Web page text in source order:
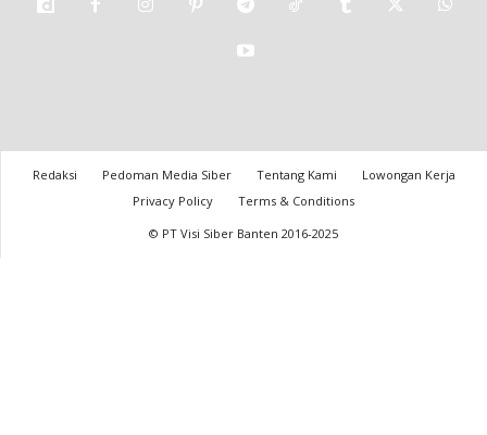
Redaksi Pedoman Media Siber Tentang Kami
Lowongan Kerja
Privacy Policy
Terms & Conditions
© PT Visi Siber Banten 2016-2025